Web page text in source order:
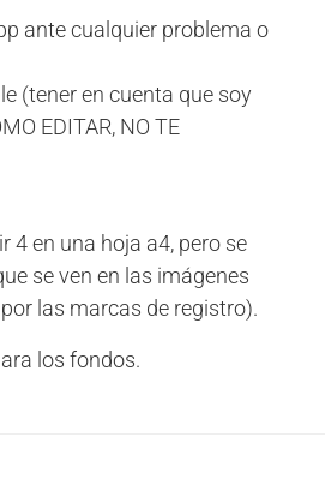
ante cualquier problema o
(tener en cuenta que soy
EDITAR, NO TE
4 en una hoja a4, pero se
se ven en las imágenes
las marcas de registro).
los fondos.